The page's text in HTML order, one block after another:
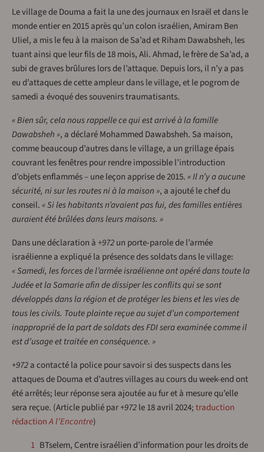
Le village de Douma a fait la une des journaux en Israël et dans le
monde entier en 2015 après qu’un colon israélien, Amiram Ben
Uliel, a mis le feu à la maison de Sa’ad et Riham Dawabsheh, les
tuant ainsi que leur fils de 18 mois, Ali. Ahmad, le frère de Sa’ad, a
subi de graves brûlures lors de l’attaque. Depuis lors, il n’y a pas
eu d’attaques de cette ampleur dans le village, et le pogrom de
samedi a évoqué des souvenirs traumatisants.
« Bien sûr, cela nous rappelle ce qui est arrivé à la famille
Dawabsheh », a déclaré Mohammed Dawabsheh. Sa maison,
comme beaucoup d’autres dans le village, a un grillage épais
couvrant les fenêtres pour rendre impossible l’introduction
d’objets enflammés – une leçon apprise de 2015.« Il n’y a aucune
sécurité, ni sur les routes ni à la maison », a ajouté le chef du
conseil.« Si les habitants n’avaient pas fui, des familles entières
auraient été brûlées dans leurs maisons. »
Dans une déclaration à +972un porte-parole de l’armée
israélienne a expliqué la présence des soldats dans le village:
« Samedi, les forces de l’armée israélienne ont opéré dans toute la
Judée et la Samarie afin de dissiper les conflits qui se sont
développés dans la région et de protéger les biens et les vies de
tous les civils. Toute plainte reçue au sujet d’un comportement
inapproprié de la part de soldats des FDI sera examinée comme il
est d’usage et traitée en conséquence. »
+972a contacté la police pour savoir si des suspects dans les
attaques de Douma et d’autres villages au cours du week-end ont
été arrêtés; leur réponse sera ajoutée au fur et à mesure qu’elle
sera reçue. (Article publié par+972le 18 avril 2024;traduction
rédactionA l’Encontre)
1 BTselem, Centre israélien d’information pour les droits de